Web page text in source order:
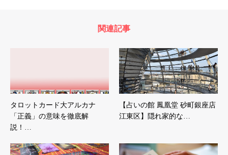
関連記事
タロットカード大アルカナ
「正義」の意味を徹底解
説！…
【占いの館 鳳凰堂 砂町銀座店
江東区】隠れ家的な…